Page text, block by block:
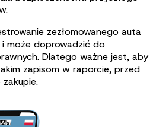
zezłomowanego auta
może doprowadzić do
Dlatego ważne jest, aby
zapisom w raporcie, przed